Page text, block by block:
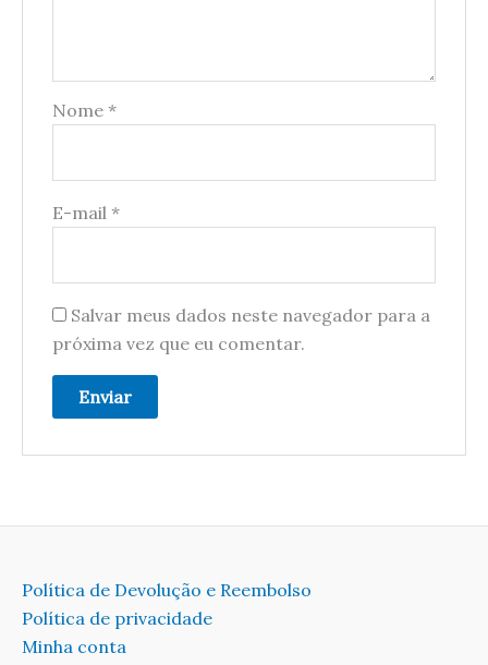
Nome *
E-mail *
Salvar meus dados neste navegador para a
próxima vez que eu comentar.
Política de Devolução e Reembolso
Política de privacidade
Minha conta